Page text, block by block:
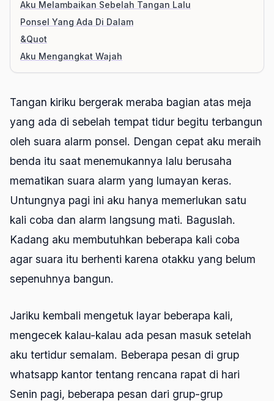
Aku Melambaikan Sebelah Tangan Lalu
Ponsel Yang Ada Di Dalam
&Quot
Aku Mengangkat Wajah
Tangan kiriku bergerak meraba bagian atas meja
yang ada di sebelah tempat tidur begitu terbangun
oleh suara alarm ponsel. Dengan cepat aku meraih
benda itu saat menemukannya lalu berusaha
mematikan suara alarm yang lumayan keras.
Untungnya pagi ini aku hanya memerlukan satu
kali coba dan alarm langsung mati. Baguslah.
Kadang aku membutuhkan beberapa kali coba
agar suara itu berhenti karena otakku yang belum
sepenuhnya bangun.
Jariku kembali mengetuk layar beberapa kali,
mengecek kalau-kalau ada pesan masuk setelah
aku tertidur semalam. Beberapa pesan di grup
whatsapp kantor tentang rencana rapat di hari
Senin pagi, beberapa pesan dari grup-grup